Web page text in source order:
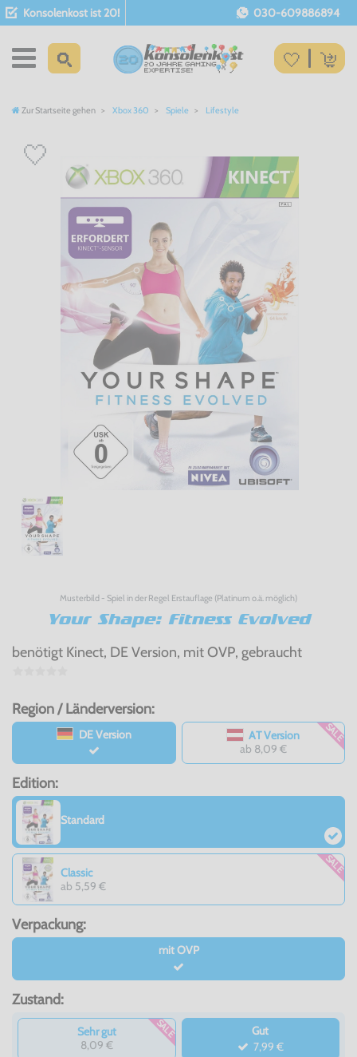
Konsolenkost ist 20! 030-609886894
Zur Startseite gehen Xbox 360 Spiele Lifestyle
Musterbild - Spiel in der Regel Erstauflage (Platinum o.ä. möglich)
Your Shape: Fitness Evolved
benötigt Kinect, DE Version, mit OVP, gebraucht
Region / Länderversion:
DE Version
AT Version
ab 8,09 €
SALE
Edition:
Standard
Classic
ab 5,59 €
SALE
Verpackung:
mit OVP
Zustand:
Sehr gut
8,09 €
SALE
Gut
7,99 €